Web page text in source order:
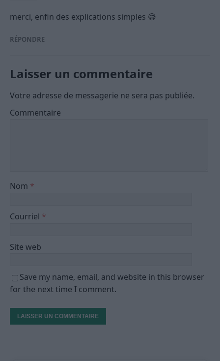
merci, enfin des explications simples 😅
RÉPONDRE
Laisser un commentaire
Votre adresse de messagerie ne sera pas publiée.
Commentaire
Nom *
Courriel *
Site web
Save my name, email, and website in this browser
for the next time I comment.